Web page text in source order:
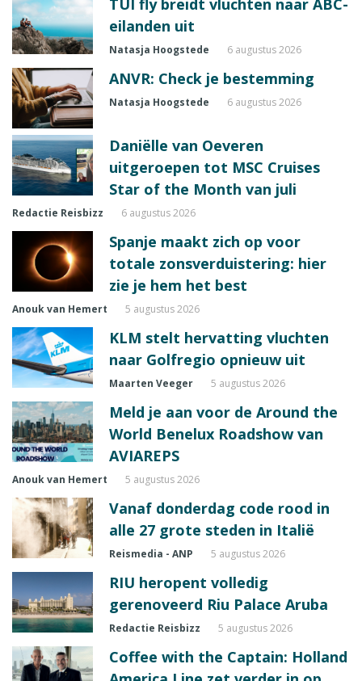
eilanden uit
Natasja Hoogstede 6 augustus 2026
ANVR: Check je bestemming
Natasja Hoogstede 6 augustus 2026
Daniëlle van Oeveren
uitgeroepen tot MSC Cruises
Star of the Month van juli
Redactie Reisbizz 6 augustus 2026
Spanje maakt zich op voor
totale zonsverduistering: hier
zie je hem het best
Anouk van Hemert 5 augustus 2026
KLM stelt hervatting vluchten
naar Golfregio opnieuw uit
Maarten Veeger 5 augustus 2026
Meld je aan voor de Around the
World Benelux Roadshow van
AVIAREPS
Anouk van Hemert 5 augustus 2026
Vanaf donderdag code rood in
alle 27 grote steden in Italië
Reismedia - ANP 5 augustus 2026
RIU heropent volledig
gerenoveerd Riu Palace Aruba
Redactie Reisbizz 5 augustus 2026
Coffee with the Captain: Holland